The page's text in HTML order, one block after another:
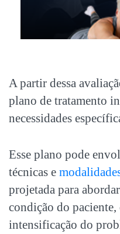
A partir dessa
plano de tratamento
necessidades
Esse plano pode
técnicas e
projetada para
condição do
intensificação do